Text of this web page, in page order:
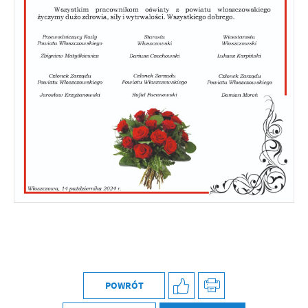
POWRÓT
Firmy te działają w charakterze pośredników prezentujących nasze
treści w postaci wiadomości, ofert, komunikatów mediów
społecznościowych.